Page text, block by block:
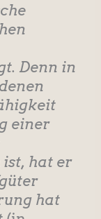
Denn in
einer
hat er
hat